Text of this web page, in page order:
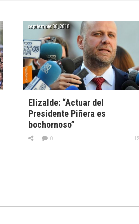
septiembre 30, 2018
Elizalde: “Actuar del
Presidente Piñera es
bochornoso”
0